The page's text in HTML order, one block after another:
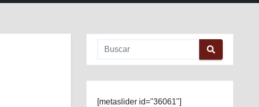
[metaslider id="36061"]